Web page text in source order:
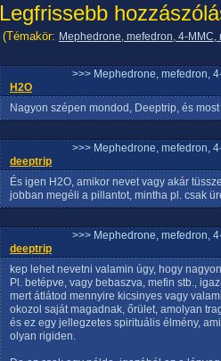
Legfrissebb
(Témakör: Mephedrone, mefedron, 4-
>>> Mephedrone, mefedron,
H2O
Nagyon szépen mondod, Deeptrip, és
>>> Mephedrone, mefedron,
deeptrip
És igen H2O, amikor nevet vagy akár
jobban megéli a pillantot, mintha pl. csak
>>> Mephedrone, mefedron,
deeptrip
kep lehet nevetni valamin úgy, hogy
Pl. betépve, vagy bebaszva, mefin stb.,
mert átlátod mennyire kicsinyes vagy
okozol saját magadnak, őrület, amolyan
és ez egy jellegzetes spirituális élmény,
olyan rigiden.